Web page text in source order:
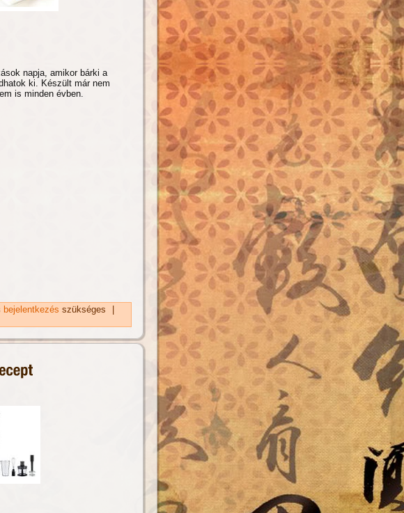
napja, amikor bárki a
ki. Készült már nem
is minden évben.
recept tartalommal
bejelentkezés szükséges